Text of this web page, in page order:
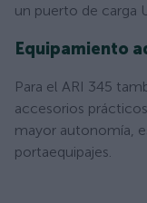
un puerto de carga
Equipamiento
Para el ARI 345
accesorios
mayor autonomía,
portaequipajes.